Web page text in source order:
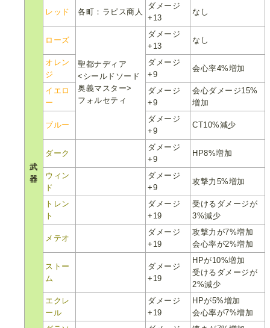
武
器
レッド 各町：ラピス商人
ダメージ
+13
なし
ローズ
聖都ナディア
<シールドソード
奥義マスター>
フォルセティ
ダメージ
+13
なし
オレン
ジ
ダメージ
+9
会心率4%増加
イエロ
ー
ダメージ
+9
会心ダメージ15%
増加
ブルー
ダメージ
+9
CT10%減少
ダーク
ダメージ
+9
HP8%増加
ウィン
ド
ダメージ
+9
攻撃力5%増加
トレン
ト
ダメージ
+19
受けるダメージが
3%減少
メテオ
ダメージ
+19
攻撃力が7%増加
会心率が2%増加
ストー
ム
ダメージ
+19
HPが10%増加
受けるダメージが
2%減少
エクレ
ール
ダメージ
+19
HPが5%増加
会心率が7%増加